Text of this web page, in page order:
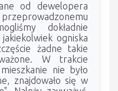
od dewelopera
dokładnie
ogniska
żadne takie
W trakcie
nie było
znajdowało się w